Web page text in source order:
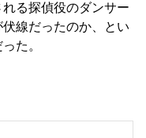
る探偵役のダンサー
線だったのか、とい
た。